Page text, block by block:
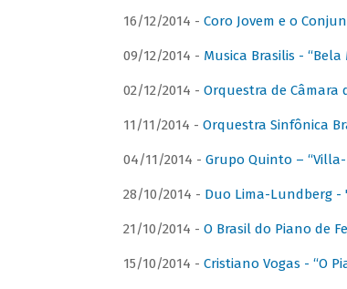
16/12/2014 - Coro Jovem e o
09/12/2014 - Musica Brasilis - “Bela
02/12/2014 - Orquestra de Câmara
11/11/2014 - Orquestra Sinfônica
04/11/2014 - Grupo Quinto –
28/10/2014 - Duo Lima-Lundberg -
21/10/2014 - O Brasil do Piano de
15/10/2014 - Cristiano Vogas - “O